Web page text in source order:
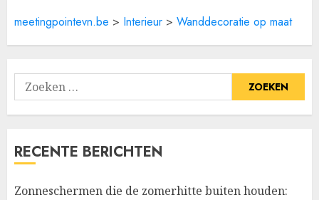
meetingpointevn.be > Interieur > Wanddecoratie op maat
Zoeken
naar:
RECENTE BERICHTEN
Zonneschermen die de zomerhitte buiten houden: